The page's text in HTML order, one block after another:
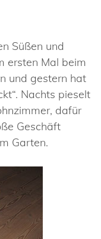
Süßen und
ersten Mal beim
und gestern hat
Nachts pieselt
dafür
Geschäft
Garten.